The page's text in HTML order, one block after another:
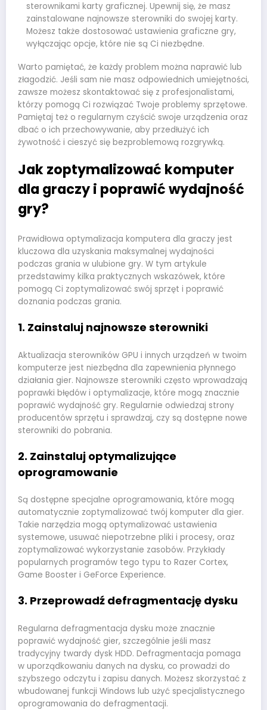
sterownikami karty graficznej. Upewnij się, że masz
zainstalowane najnowsze sterowniki do swojej karty.
Możesz także dostosować ustawienia graficzne gry,
wyłączając opcje, które nie są Ci niezbędne.
Warto pamiętać, że każdy problem można naprawić lub
złagodzić. Jeśli sam nie masz odpowiednich umiejętności,
zawsze możesz skontaktować się z profesjonalistami,
którzy pomogą Ci rozwiązać Twoje problemy sprzętowe.
Pamiętaj też o regularnym czyścić swoje urządzenia oraz
dbać o ich przechowywanie, aby przedłużyć ich
żywotność i cieszyć się bezproblemową rozgrywką.
Jak zoptymalizować komputer
dla graczy i poprawić wydajność
gry?
Prawidłowa optymalizacja komputera dla graczy jest
kluczowa dla uzyskania maksymalnej wydajności
podczas grania w ulubione gry. W tym artykule
przedstawimy kilka praktycznych wskazówek, które
pomogą Ci zoptymalizować swój sprzęt i poprawić
doznania podczas grania.
1. Zainstaluj najnowsze sterowniki
Aktualizacja sterowników GPU i innych urządzeń w twoim
komputerze jest niezbędna dla zapewnienia płynnego
działania gier. Najnowsze sterowniki często wprowadzają
poprawki błędów i optymalizacje, które mogą znacznie
poprawić wydajność gry. Regularnie odwiedzaj strony
producentów sprzętu i sprawdzaj, czy są dostępne nowe
sterowniki do pobrania.
2. Zainstaluj optymalizujące
oprogramowanie
Są dostępne specjalne oprogramowania, które mogą
automatycznie zoptymalizować twój komputer dla gier.
Takie narzędzia mogą optymalizować ustawienia
systemowe, usuwać niepotrzebne pliki i procesy, oraz
zoptymalizować wykorzystanie zasobów. Przykłady
popularnych programów tego typu to Razer Cortex,
Game Booster i GeForce Experience.
3. Przeprowadź defragmentację dysku
Regularna defragmentacja dysku może znacznie
poprawić wydajność gier, szczególnie jeśli masz
tradycyjny twardy dysk HDD. Defragmentacja pomaga
w uporządkowaniu danych na dysku, co prowadzi do
szybszego odczytu i zapisu danych. Możesz skorzystać z
wbudowanej funkcji Windows lub użyć specjalistycznego
oprogramowania do defragmentacji.